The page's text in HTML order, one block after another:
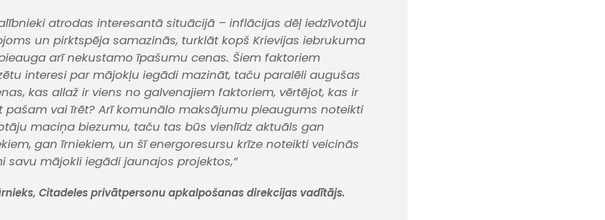
atrodas interesantā situācijā – inflācijas dēļ iedzīvotāju
un pirktspēja samazinās, turklāt kopš Krievijas iebrukuma
arī nekustamo īpašumu cenas. Šiem faktoriem
interesi par mājokļu iegādi mazināt, taču paralēli augušas
kas allaž ir viens no galvenajiem faktoriem, vērtējot, kas ir
pašam vai īrēt? Arī komunālo maksājumu pieaugums noteikti
maciņa biezumu, taču tas būs vienlīdz aktuāls gan
gan īrniekiem, un šī energoresursu krīze noteikti veicinās
savu mājokli iegādi jaunajos projektos,”
Citadeles privātpersonu apkalpošanas direkcijas vadītājs.